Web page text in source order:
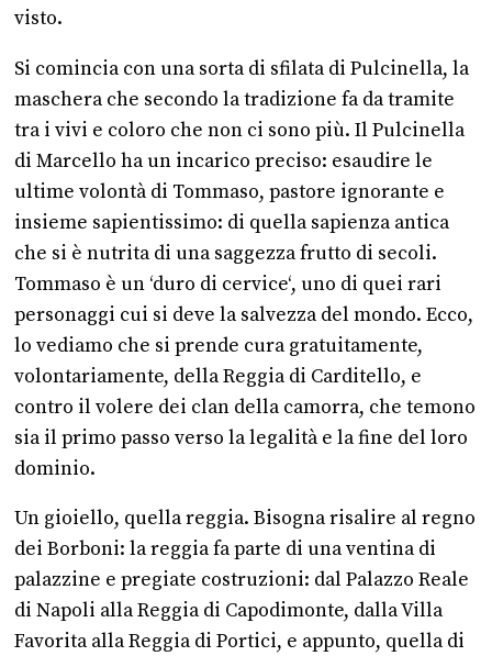
visto.
Si comincia con una sorta di sfilata di Pulcinella, la
maschera che secondo la tradizione fa da tramite
tra i vivi e coloro che non ci sono più. Il Pulcinella
di Marcello ha un incarico preciso: esaudire le
ultime volontà di Tommaso, pastore ignorante e
insieme sapientissimo: di quella sapienza antica
che si è nutrita di una saggezza frutto di secoli.
Tommaso è un ‘duro di cervice‘, uno di quei rari
personaggi cui si deve la salvezza del mondo. Ecco,
lo vediamo che si prende cura gratuitamente,
volontariamente, della Reggia di Carditello, e
contro il volere dei clan della camorra, che temono
sia il primo passo verso la legalità e la fine del loro
dominio.
Un gioiello, quella reggia. Bisogna risalire al regno
dei Borboni: la reggia fa parte di una ventina di
palazzine e pregiate costruzioni: dal Palazzo Reale
di Napoli alla Reggia di Capodimonte, dalla Villa
Favorita alla Reggia di Portici, e appunto, quella di